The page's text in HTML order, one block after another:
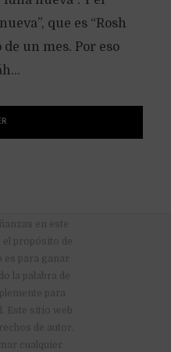
que es “Rosh
un mes. Por eso
en este
propósito de
es para ganar
la palabra de
para
Este sitio web
de autor.
cualquier